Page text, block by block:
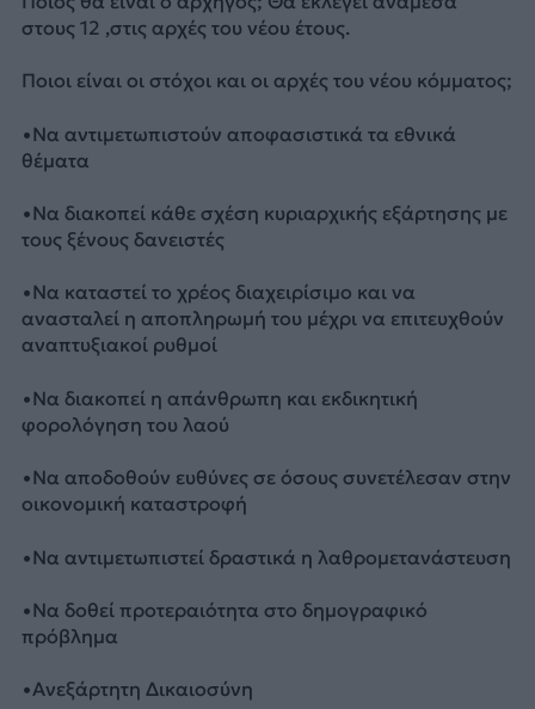
στους 12 ,στις αρχές του νέου έτους.
Ποιοι είναι οι στόχοι και οι αρχές του νέου κόμματος;
•Να αντιμετωπιστούν αποφασιστικά τα εθνικά
θέματα
•Να διακοπεί κάθε σχέση κυριαρχικής εξάρτησης με
τους ξένους δανειστές
•Να καταστεί το χρέος διαχειρίσιμο και να
ανασταλεί η αποπληρωμή του μέχρι να επιτευχθούν
αναπτυξιακοί ρυθμοί
•Να διακοπεί η απάνθρωπη και εκδικητική
φορολόγηση του λαού
•Να αποδοθούν ευθύνες σε όσους συνετέλεσαν στην
οικονομική καταστροφή
•Να αντιμετωπιστεί δραστικά η λαθρομετανάστευση
•Να δοθεί προτεραιότητα στο δημογραφικό
πρόβλημα
•Ανεξάρτητη Δικαιοσύνη